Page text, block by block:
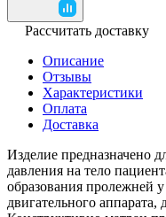
Рассчитать доставку
Описание
Отзывы
Характеристики
Оплата
Доставка
Изделие предназначено
давления на тело
образования пролежней
двигательного аппарата,